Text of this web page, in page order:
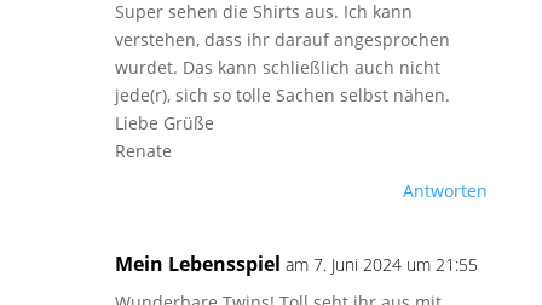
Super sehen die Shirts aus. Ich kann
verstehen, dass ihr darauf angesprochen
wurdet. Das kann schließlich auch nicht
jede(r), sich so tolle Sachen selbst nähen.
Liebe Grüße
Renate
Antworten
Mein Lebensspiel am 7. Juni 2024 um 21:55